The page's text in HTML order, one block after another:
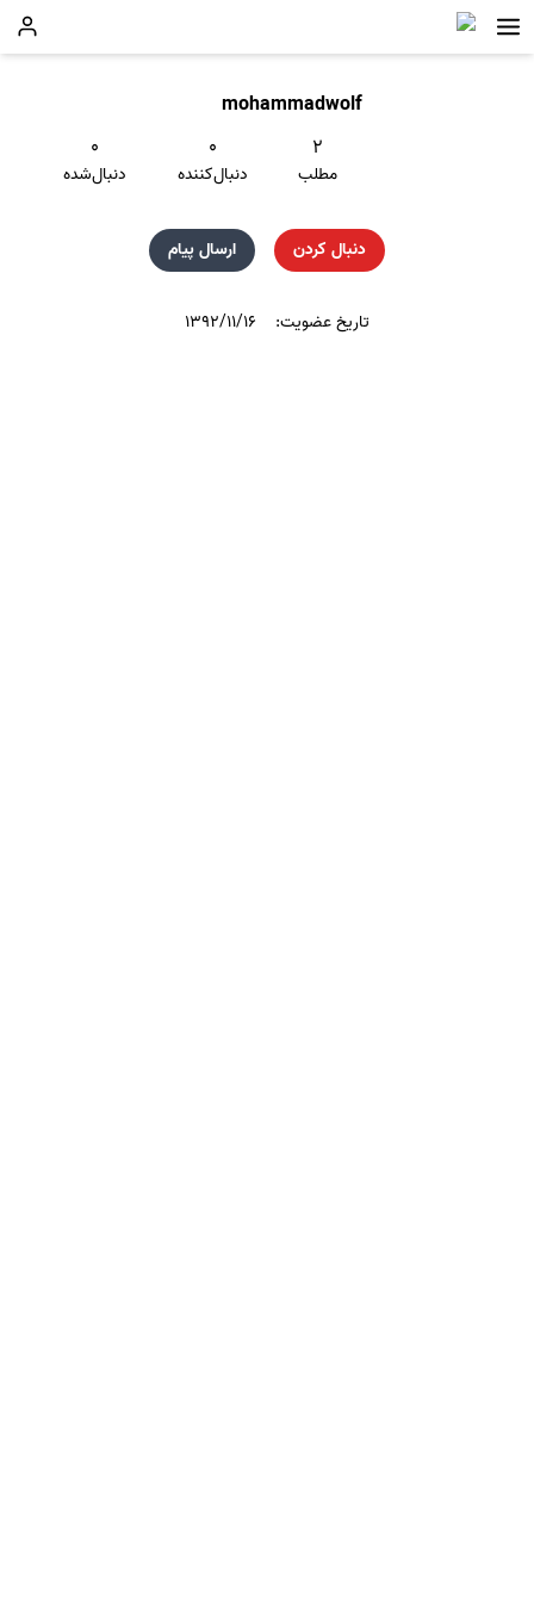
mohammadwolf
۲
مطلب
۰
دنبال‌کننده
۰
دنبال‌شده
دنبال کردن ارسال پیام
تاریخ عضویت: ۱۳۹۲/۱۱/۱۶